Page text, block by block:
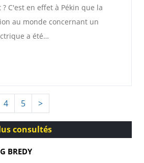
C'est en effet à Pékin que la
au monde concernant un
a été…
4 5 >
consultés
BREDY